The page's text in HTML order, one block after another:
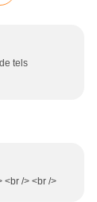
tels
<br /> <br />